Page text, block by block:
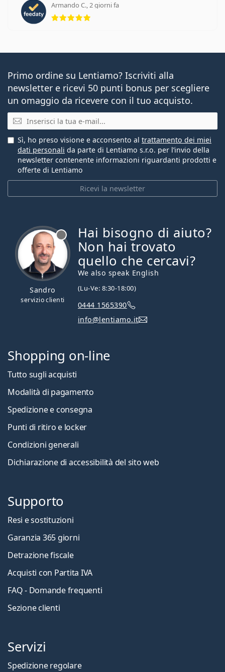
Armando C., 2 giorni fa
valutazione 5 di 5
Primo ordine su Lentiamo? Iscriviti alla
newsletter e ricevi 50 punti bonus per scegliere
un omaggio da ricevere con il tuo acquisto.
E-mail
Ricevi la newsletter
Sì, ho preso visione e acconsento al trattamento dei miei
dati personali da parte di Lentiamo s.r.o. per l’invio della
newsletter contenente informazioni riguardanti prodotti e
offerte di Lentiamo
Sandro
servizio clienti
Hai bisogno di aiuto?
Non hai trovato
quello che cercavi?
We also speak English
(Lu-Ve: 8:30-18:00)
0444 1565390
info@lentiamo.it
Shopping on-line
Tutto sugli acquisti
Modalità di pagamento
Spedizione e consegna
Punti di ritiro e locker
Condizioni generali
Dichiarazione di accessibilità del sito web
Supporto
Resi e sostituzioni
Garanzia 365 giorni
Detrazione fiscale
Acquisti con Partita IVA
FAQ - Domande frequenti
Sezione clienti
Servizi
Spedizione regolare